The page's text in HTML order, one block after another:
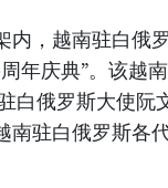
内，越南驻白俄
年庆典”。该越
白俄罗斯大使阮
南驻白俄罗斯各